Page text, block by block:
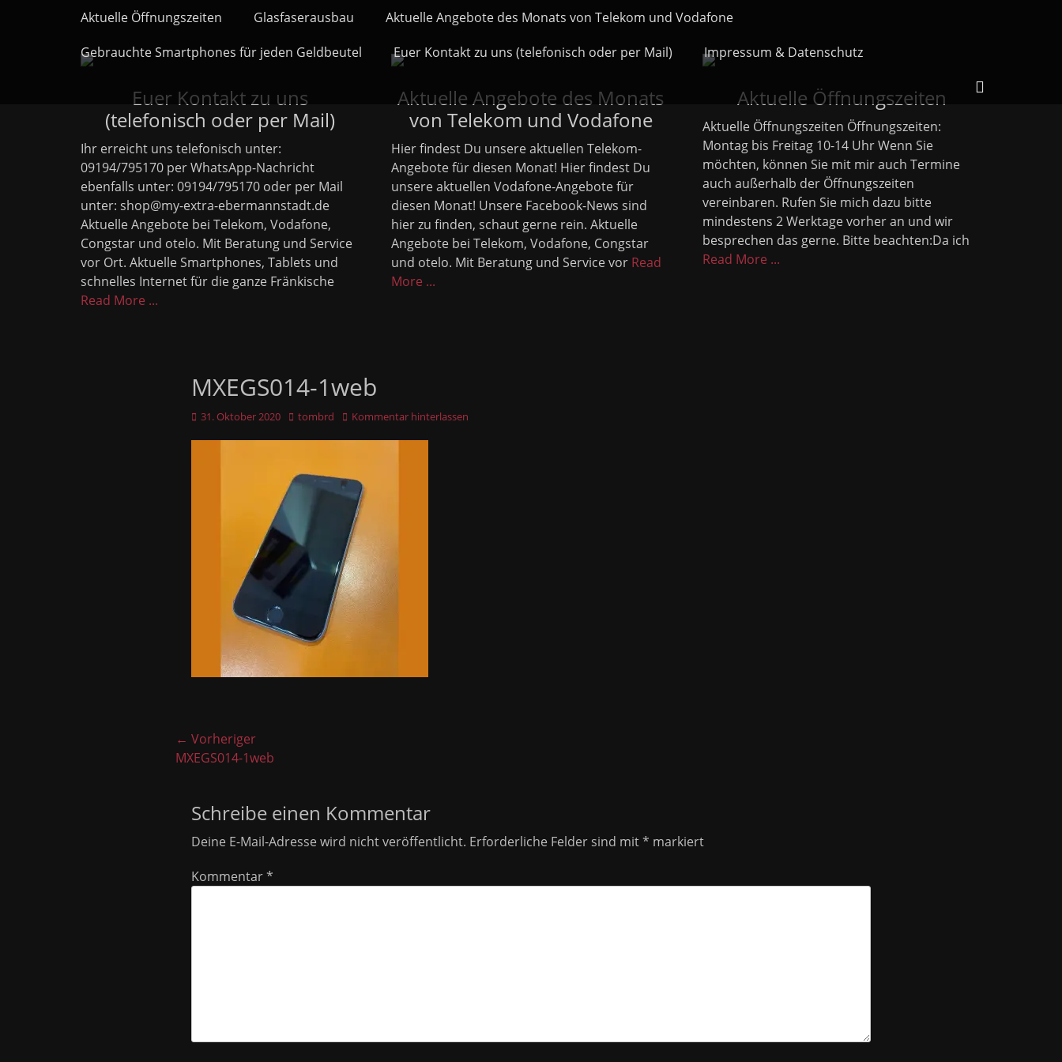
Primäres Menü
Zum
Inhalt
springen
Aktuelle Öffnungszeiten Glasfaserausbau
Aktuelle Angebote des Monats von Telekom und Vodafone
Gebrauchte Smartphones für jeden Geldbeutel
Euer Kontakt zu uns (telefonisch oder per Mail) Impressum & Datenschutz
Euer Kontakt zu uns
(telefonisch oder per Mail)
Ihr erreicht uns telefonisch unter:
09194/795170 per WhatsApp-Nachricht
ebenfalls unter: 09194/795170 oder per Mail
unter: shop@my-extra-ebermannstadt.de
Aktuelle Angebote bei Telekom, Vodafone,
Congstar und otelo. Mit Beratung und Service
vor Ort. Aktuelle Smartphones, Tablets und
schnelles Internet für die ganze Fränkische
Read More ...
Aktuelle Angebote des Monats
von Telekom und Vodafone
Hier findest Du unsere aktuellen Telekom-
Angebote für diesen Monat! Hier findest Du
unsere aktuellen Vodafone-Angebote für
diesen Monat! Unsere Facebook-News sind
hier zu finden, schaut gerne rein. Aktuelle
Angebote bei Telekom, Vodafone, Congstar
und otelo. Mit Beratung und Service vor Read
More ...
Aktuelle Öffnungszeiten
Aktuelle Öffnungszeiten Öffnungszeiten:
Montag bis Freitag 10-14 Uhr Wenn Sie
möchten, können Sie mit mir auch Termine
auch außerhalb der Öffnungszeiten
vereinbaren. Rufen Sie mich dazu bitte
mindestens 2 Werktage vorher an und wir
besprechen das gerne. Bitte beachten:Da ich
Read More ...
MXEGS014-1web
Veröffentlicht
31. Oktober 2020 Autor
tombrd Kommentar hinterlassen
Beitragsnavigation
← Vorheriger
Vorheriger
MXEGS014-1web
Schreibe einen Kommentar
Deine E-Mail-Adresse wird nicht veröffentlicht. Erforderliche Felder sind mit* markiert
Kommentar*